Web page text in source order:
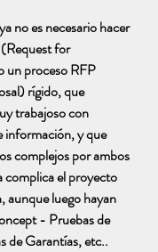
no es necesario hacer
for
un proceso RFP
rígido, que
trabajoso con
información, y que
complejos por ambos
complica el proyecto
aunque luego hayan
- Pruebas de
de Garantías, etc..